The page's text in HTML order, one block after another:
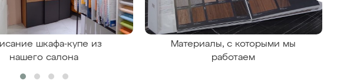
шкафа-купе из
нашего салона
Материалы, с которыми мы
работаем